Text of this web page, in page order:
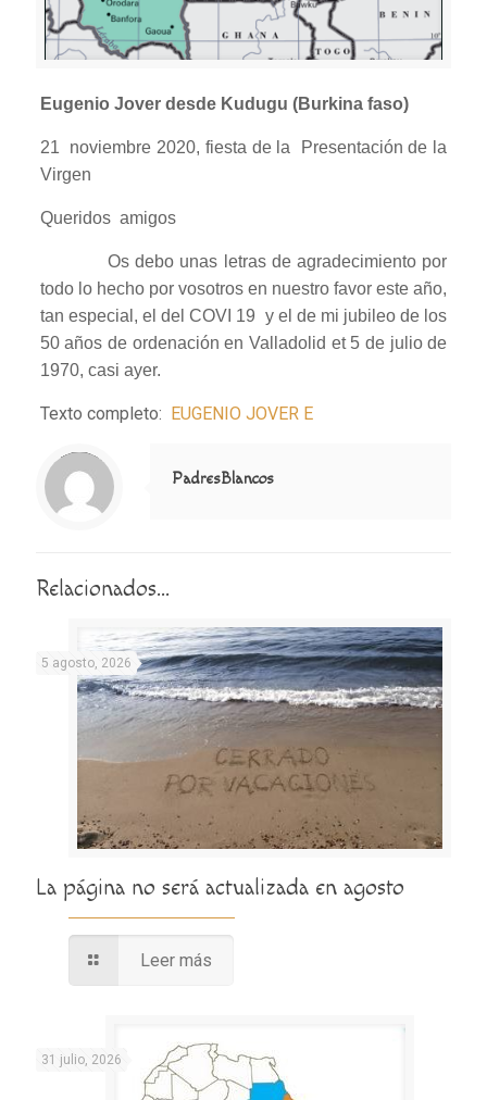
Eugenio Jover desde Kudugu (Burkina faso)
21 noviembre 2020, fiesta de la Presentación de la
Virgen
Queridos amigos
Os debo unas letras de agradecimiento por
todo lo hecho por vosotros en nuestro favor este año,
tan especial, el del COVI 19 y el de mi jubileo de los
50 años de ordenación en Valladolid et 5 de julio de
1970, casi ayer.
Texto completo:
EUGENIO JOVER E
Notice
: Trying to access array offset on value of type null in
/home/misioner/public_html/padresblancos/themes/betheme/includes/content-single.php
on line
286
PadresBlancos
Relacionados...
5 agosto, 2026
La página no será actualizada en agosto
Leer más
31 julio, 2026